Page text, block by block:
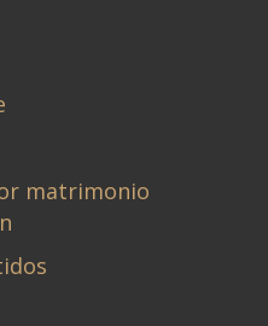
matrimonio